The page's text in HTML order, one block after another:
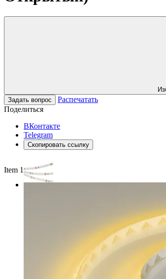
Задать вопрос
Распечатать
Поделиться
ВКонтакте
Telegram
Скопировать ссылку
Item 1 of 4